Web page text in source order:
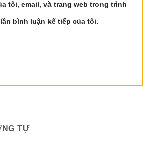
tôi, email, và trang web trong trình
bình luận kế tiếp của tôi.
TỰ